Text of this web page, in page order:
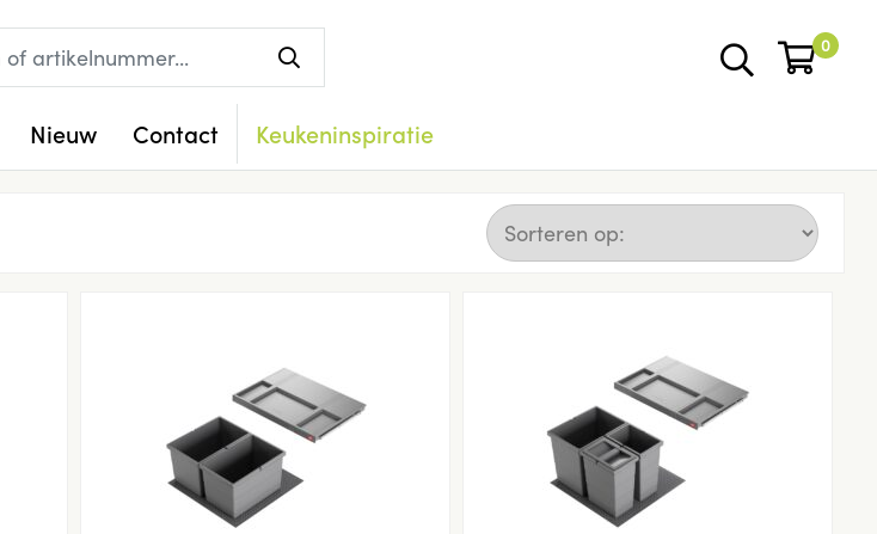
0
Nieuw Contact Keukeninspiratie